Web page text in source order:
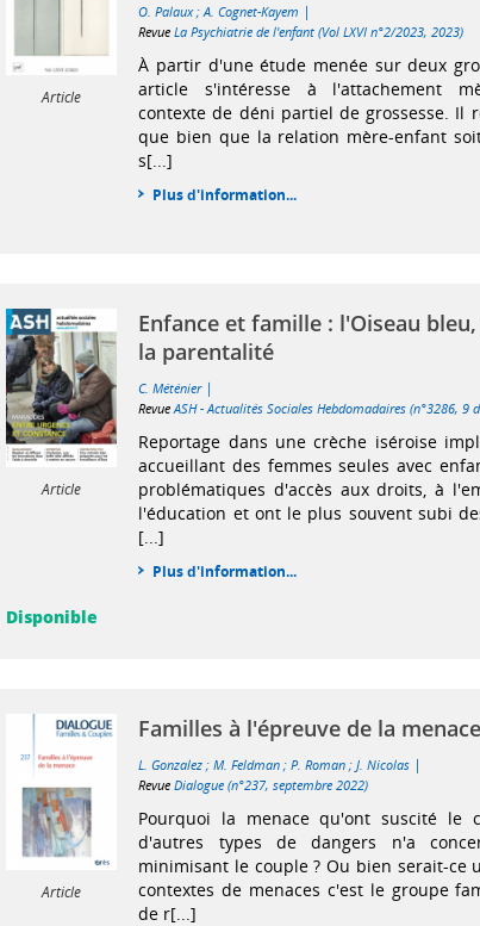
Article
O. Palaux;A. Cognet-Kayem |
RevueLa Psychiatrie de l'enfant (Vol LXVI n°2/2023, 2023)
À partir d'une étude menée sur deux
article s'intéresse à l'attachement
contexte de déni partiel de grossesse. Il
que bien que la relation mère-enfant
s[...]
Plus d'information...
Article
Enfance et famille : l'Oiseau
la parentalité
C. Méténier |
RevueASH - Actualités Sociales Hebdomadaires (n°3286, 9
Reportage dans une crèche iséroise
accueillant des femmes seules avec
problématiques d'accès aux droits, à
l'éducation et ont le plus souvent subi
[...]
Plus d'information...
Disponible
Article
Familles à l'épreuve de la
L. Gonzalez ;M. Feldman ;P. Roman ;J. Nicolas |
RevueDialogue (n°237, septembre 2022)
Pourquoi la menace qu'ont suscité le
d'autres types de dangers n'a
minimisant le couple ? Ou bien serait-ce
contextes de menaces c'est le groupe
de r[...]